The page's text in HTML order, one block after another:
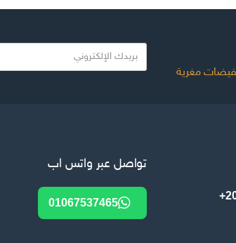
مغرية
بريدك الالكتروني
تواصل عبر واتس اب
01067537465